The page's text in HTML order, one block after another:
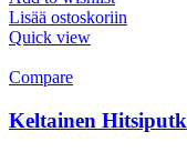
Lisää ostoskoriin
Quick view
Compare
Keltainen